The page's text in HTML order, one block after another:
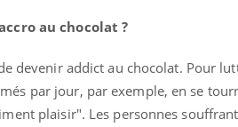
au chocolat ?
devenir addict au chocolat. Pour
par jour, par exemple, en se
plaisir". Les personnes